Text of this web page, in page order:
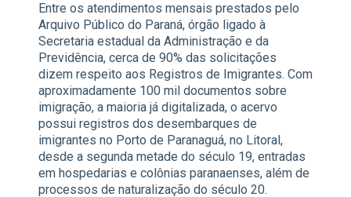
Entre os atendimentos mensais prestados pelo
Arquivo Público do Paraná, órgão ligado à
Secretaria estadual da Administração e da
Previdência, cerca de 90% das solicitações
dizem respeito aos Registros de Imigrantes. Com
aproximadamente 100 mil documentos sobre
imigração, a maioria já digitalizada, o acervo
possui registros dos desembarques de
imigrantes no Porto de Paranaguá, no Litoral,
desde a segunda metade do século 19, entradas
em hospedarias e colônias paranaenses, além de
processos de naturalização do século 20.